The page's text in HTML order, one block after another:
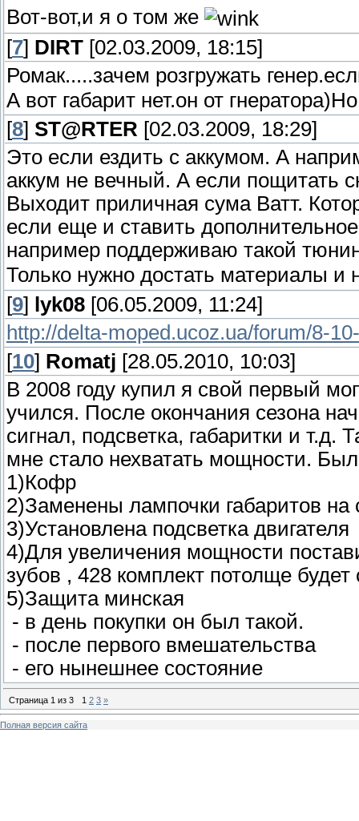
Вот-вот,и я о том же
[7] DIRT [02.03.2009, 18:15]
Ромак.....зачем розгружать
А вот габарит нет.он от
[8] ST@RTER [02.03.2009, 18:29]
Это если ездить с аккумом. А
аккум не вечный. А если пощитать
Выходит приличная сума Ватт.
если еще и ставить
например поддерживаю такой
Только нужно достать материалы и
[9] lyk08 [06.05.2009, 11:24]
http://delta-moped.ucoz.ua/forum/8-
[10] Romatj [28.05.2010, 10:03]
В 2008 году купил я свой первый
учился. После окончания сезона
сигнал, подсветка, габаритки и т.д.
мне стало нехватать мощности.
1)Кофр
2)Заменены лампочки габаритов на
3)Установлена подсветка двигателя
4)Для увеличения мощности
зубов , 428 комплект потолще будет
5)Защита минская
- в день покупки он был такой.
- после первого вмешательства
- его нынешнее состояние
Страница 1 из 3 1 2 3 »
Полная версия сайта